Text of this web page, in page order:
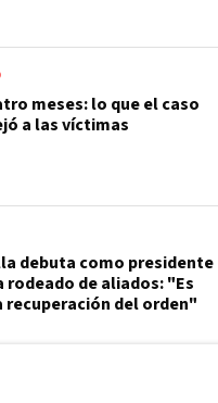
meses: lo que el caso
a las víctimas
debuta como presidente
rodeado de aliados: "Es
recuperación del orden"